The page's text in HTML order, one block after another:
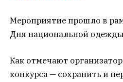
Мероприятие прошло в
Дня национальной
Как отмечают
конкурса — сохранить и